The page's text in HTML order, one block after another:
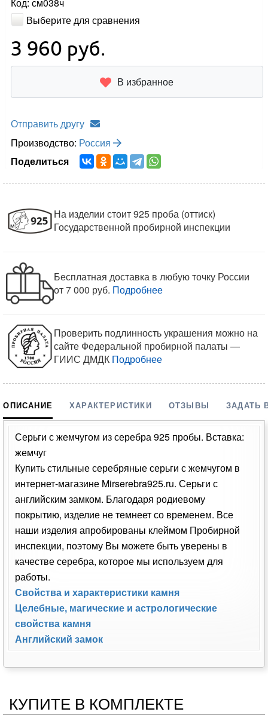
Выберите для сравнения
3 960 руб.
В избранное
Отправить другу
Производство: Россия
Поделиться
На изделии стоит 925 проба (оттиск)
Государственной пробирной инспекции
Бесплатная доставка в любую точку России
от 7 000 руб. Подробнее
Проверить подлинность украшения можно на
сайте Федеральной пробирной палаты —
ГИИС ДМДК Подробнее
ОПИСАНИЕ ХАРАКТЕРИСТИКИ ОТЗЫВЫ ЗАДАТЬ
Серьги с жемчугом из серебра 925 пробы. Вставка:
жемчуг
Купить стильные серебряные серьги с жемчугом в
интернет-магазине Mirserebra925.ru. Серьги с
английским замком. Благодаря родиевому
покрытию, изделие не темнеет со временем. Все
наши изделия апробированы клеймом Пробирной
инспекции, поэтому Вы можете быть уверены в
качестве серебра, которое мы используем для
работы.
Свойства и характеристики камня
Целебные, магические и астрологические
свойства камня
Английский замок
КУПИТЕ В КОМПЛЕКТЕ